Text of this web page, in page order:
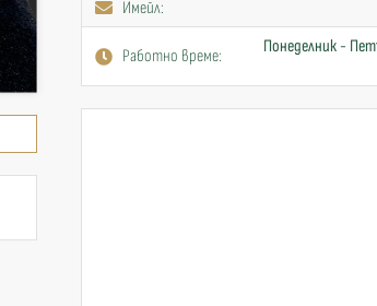
Имейл:
Работно време:
Понеделник -